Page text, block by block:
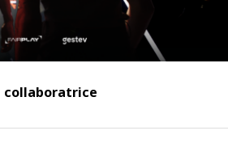
collaboratrice